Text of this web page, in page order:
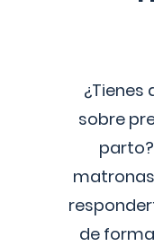
¿Tienes
sobre
de